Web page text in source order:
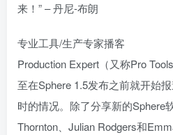
来！” – 丹尼-布朗
专业工具/生产专家播客
Production Expert（又称Pro
至在Sphere 1.5发布之前就开始
时的情况。除了分享新的Sphere
Thornton、Julian Rodgers和